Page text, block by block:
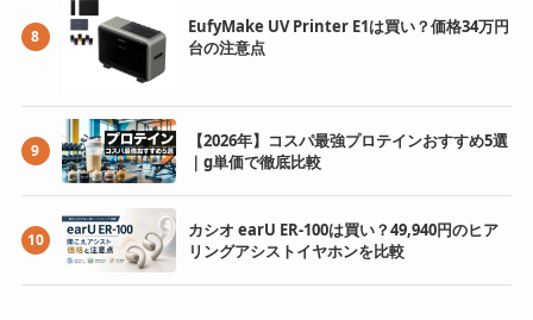
8
EufyMake UV Printer E1は買い？価格34万円
台の注意点
9
【2026年】コスパ最強プロテインおすすめ5選
｜g単価で徹底比較
10
カシオ earU ER-100は買い？49,940円のヒア
リングアシストイヤホンを比較